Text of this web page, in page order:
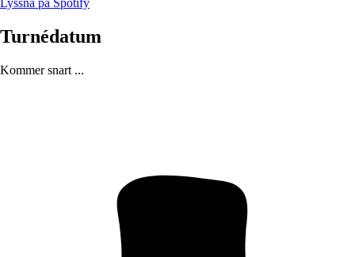
Lyssna på Spotify
Turnédatum
Kommer snart ...